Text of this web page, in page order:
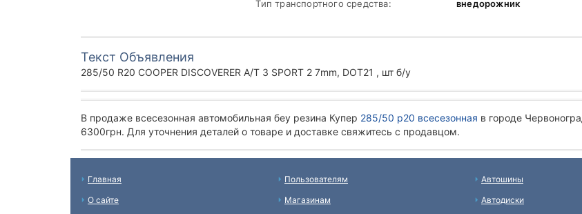
Тип транспортного средства:
внедорожник
Текст Объявления
285/50 R20 COOPER DISCOVERER A/T 3 SPORT 2 7mm, DOT21 , шт б/у
В продаже всесезонная автомобильная беу резина Купер 285/50 р20 всесезонная в городе
6300грн. Для уточнения деталей о товаре и доставке свяжитесь с продавцом.
Главная
О сайте
Пользователям
Магазинам
Автошины
Автодиски